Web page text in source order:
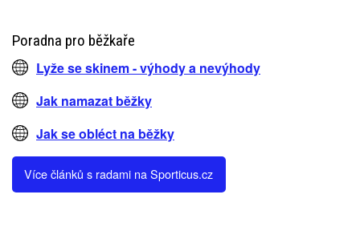
Poradna pro běžkaře
Lyže se skinem - výhody a nevýhody
Jak namazat běžky
Jak se obléct na běžky
Více článků s radami na Sporticus.cz